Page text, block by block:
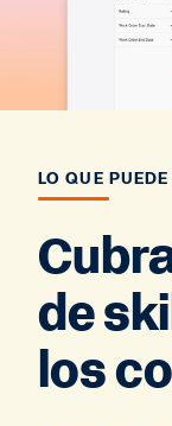
LO QUE
de
los